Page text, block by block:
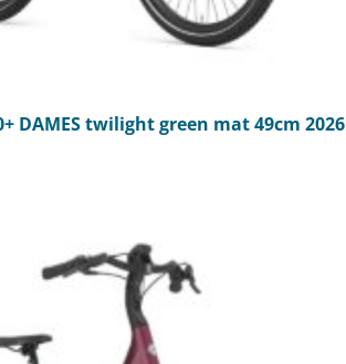
DAMES twilight green mat 49cm 2026